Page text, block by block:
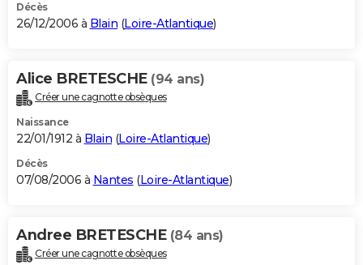
Décès
26/12/2006 à Blain (Loire-Atlantique)
Alice BRETESCHE (94 ans)
Créer une cagnotte obsèques
Naissance
22/01/1912 à Blain (Loire-Atlantique)
Décès
07/08/2006 à Nantes (Loire-Atlantique)
Andree BRETESCHE (84 ans)
Créer une cagnotte obsèques